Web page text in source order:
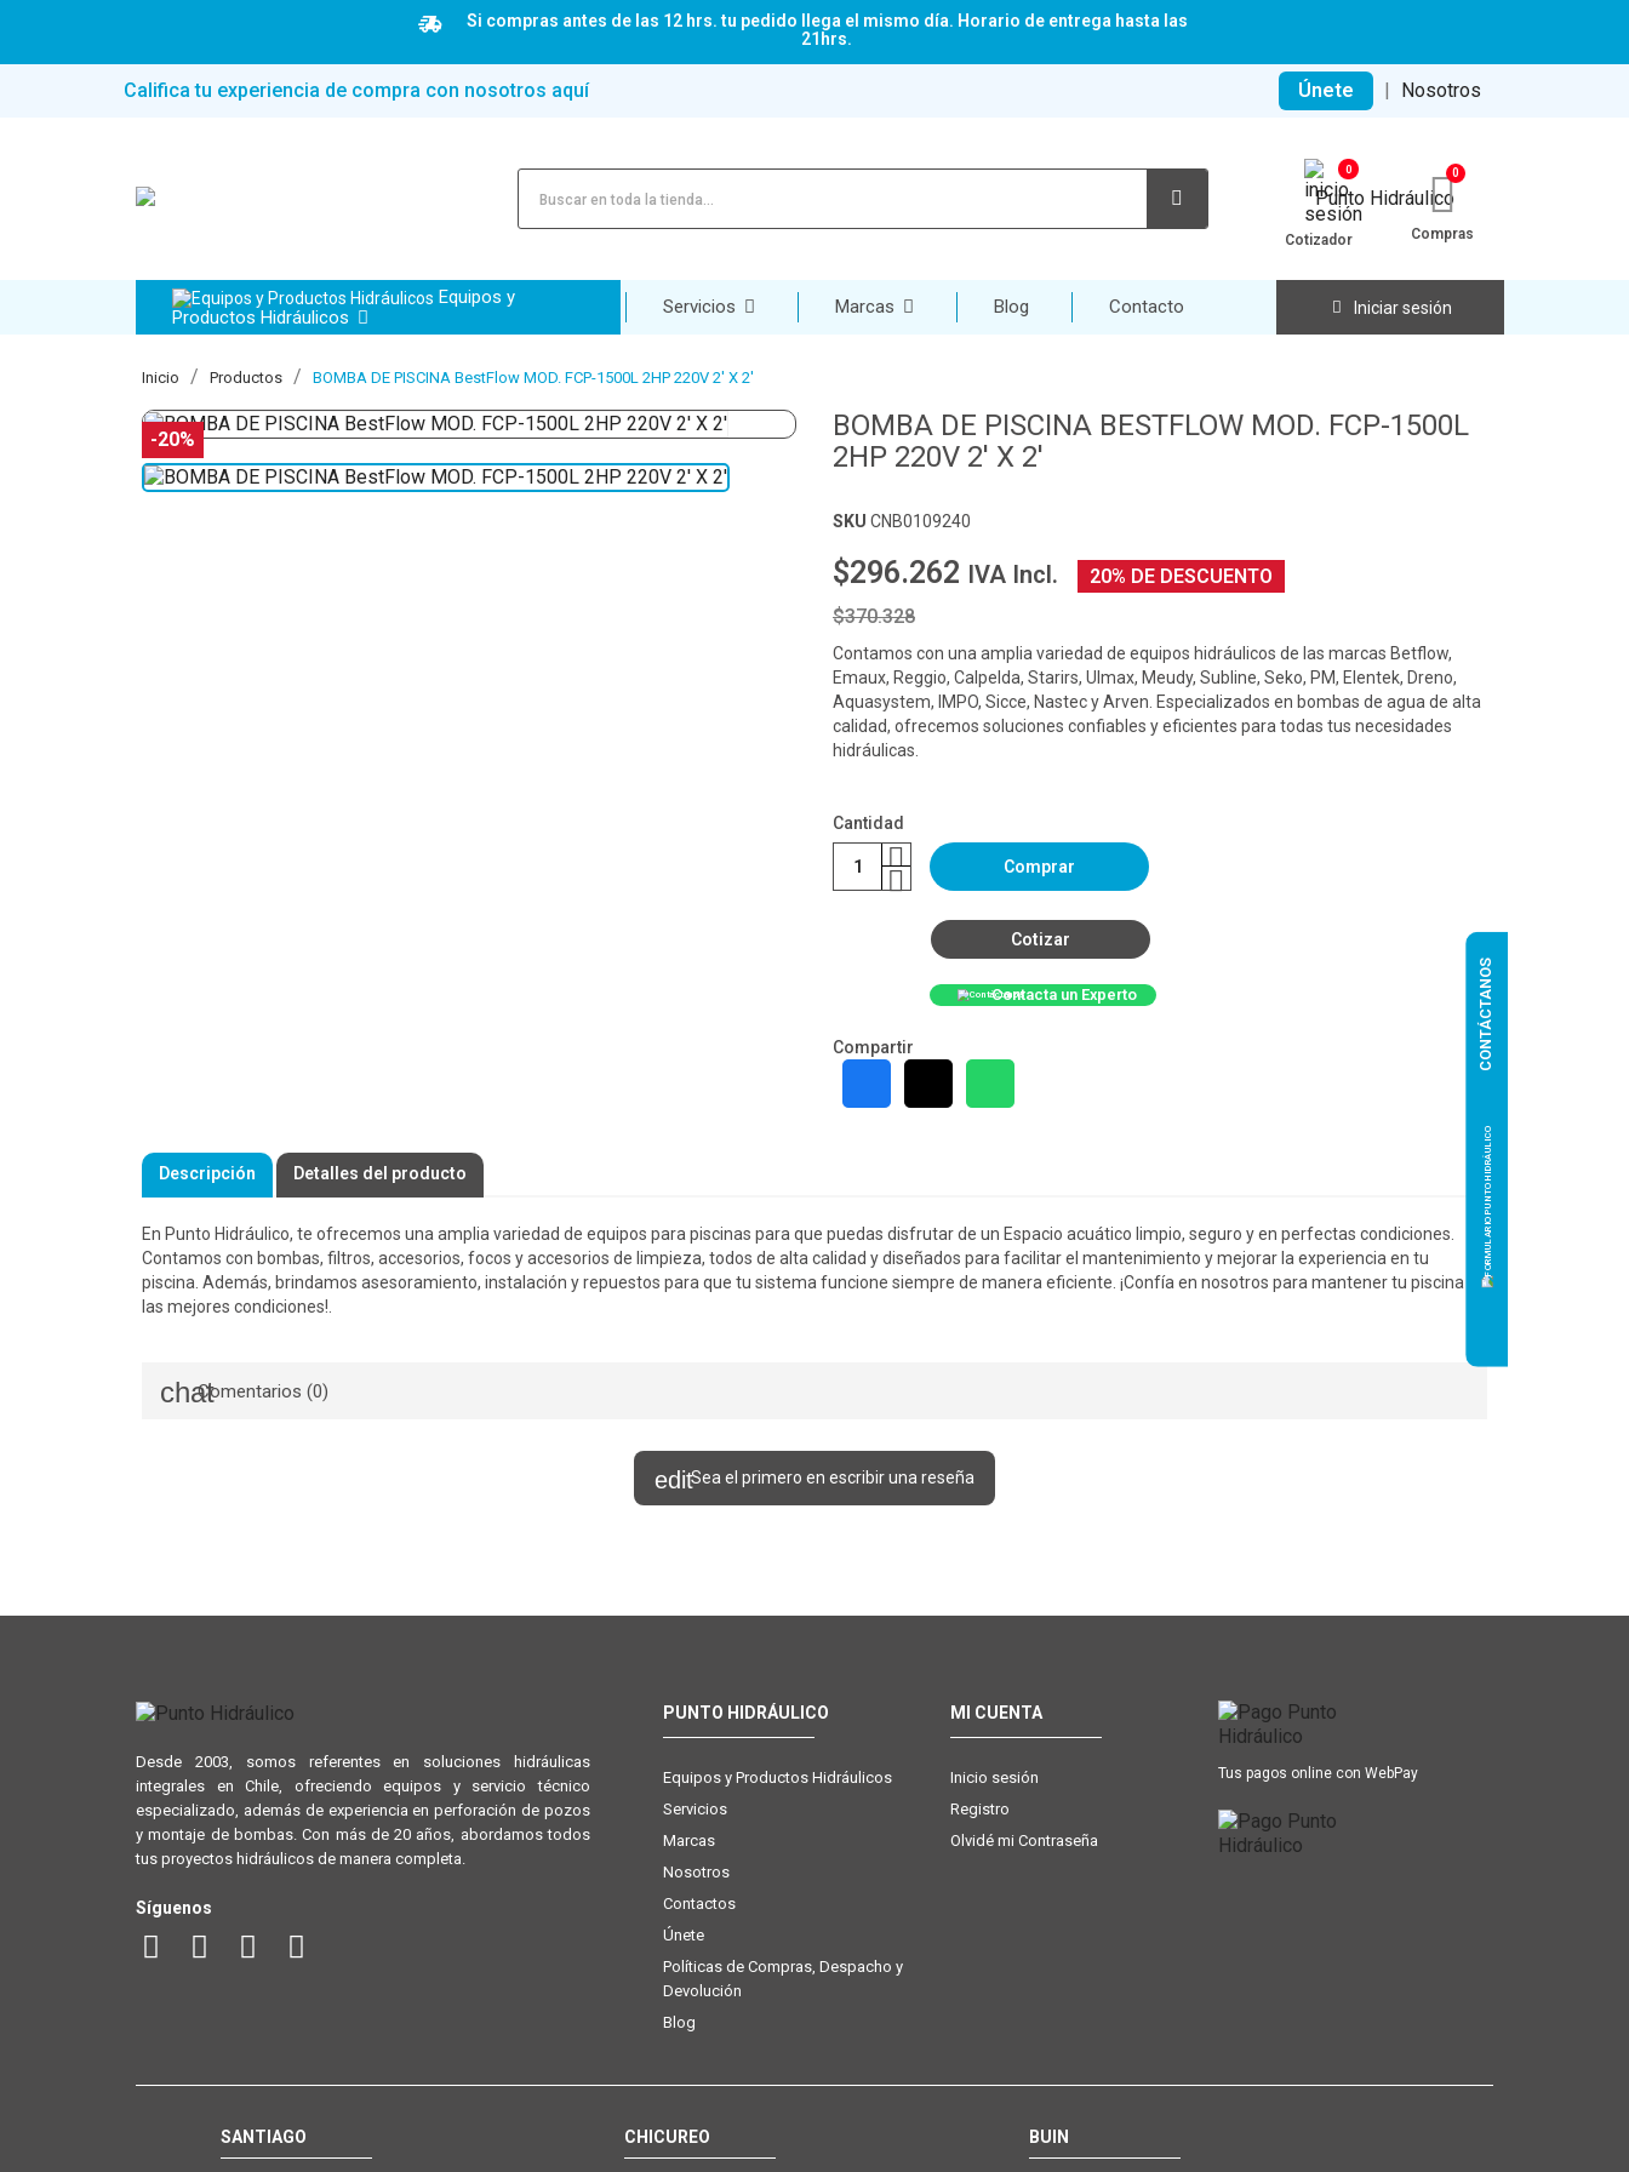
Si compras antes de las 12 hrs. tu pedido llega el mismo día. Horario de entrega hasta las
21hrs.
Califica tu experiencia de compra con nosotros aquí Únete | Nosotros
0
Cotizador Compras
Equipos y
Productos Hidráulicos
Servicios Marcas Blog Contacto Iniciar sesión
Inicio Productos BOMBA DE PISCINA BestFlow MOD. FCP-1500L 2HP 220V 2' X 2'
-20%
BOMBA DE PISCINA BESTFLOW MOD. FCP-1500L
2HP 220V 2' X 2'
SKU CNB0109240
$296.262 IVA Incl.
20% DE DESCUENTO
$370.328
Contamos con una amplia variedad de equipos hidráulicos de las marcas Betflow,
Emaux, Reggio, Calpelda, Starirs, Ulmax, Meudy, Subline, Seko, PM, Elentek, Dreno,
Aquasystem, IMPO, Sicce, Nastec y Arven. Especializados en bombas de agua de alta
calidad, ofrecemos soluciones confiables y eficientes para todas tus necesidades
hidráulicas.
Cantidad
Comprar
Cotizar
Contacta un Experto
Compartir
Descripción Detalles del producto
En Punto Hidráulico, te ofrecemos una amplia variedad de equipos para piscinas para que puedas disfrutar de un Espacio acuático limpio, seguro y en perfectas condiciones.
Contamos con bombas, filtros, accesorios, focos y accesorios de limpieza, todos de alta calidad y diseñados para facilitar el mantenimiento y mejorar la experiencia en tu
piscina. Además, brindamos asesoramiento, instalación y repuestos para que tu sistema funcione siempre de manera eficiente. ¡Confía en nosotros para mantener tu piscina en
las mejores condiciones!.
Comentarios (0)
Sea el primero en escribir una reseña
Desde 2003, somos referentes en soluciones hidráulicas
integrales en Chile, ofreciendo equipos y servicio técnico
especializado, además de experiencia en perforación de pozos
y montaje de bombas. Con más de 20 años, abordamos todos
tus proyectos hidráulicos de manera completa.
Síguenos
PUNTO HIDRÁULICO
Equipos y Productos Hidráulicos
Servicios
Marcas
Nosotros
Contactos
Únete
Políticas de Compras, Despacho y
Devolución
Blog
MI CUENTA
Inicio sesión
Registro
Olvidé mi Contraseña
CONTÁCTANOS
Tus pagos online con WebPay
SANTIAGO CHICUREO BUIN